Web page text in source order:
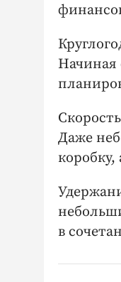
Начиная
Даже
в